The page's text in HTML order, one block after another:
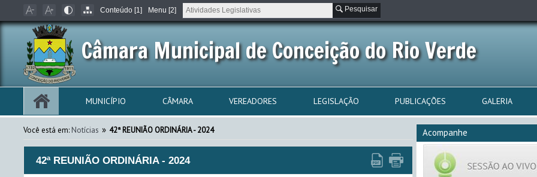
Conteúdo [1] Menu [2] Pesquisar
Câmara Municipal de Conceição do Rio Verde
MUNICÍPIO CÂMARA VEREADORES LEGISLAÇÃO PUBLICAÇÕES GALERIA
Você está em: Notícias » 42ª REUNIÃO ORDINÁRIA - 2024
42ª REUNIÃO ORDINÁRIA - 2024
Acompanhe